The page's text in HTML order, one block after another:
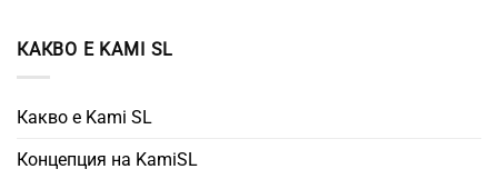
КАКВО Е KAMI SL
Какво е Kami SL
Концепция на KamiSL